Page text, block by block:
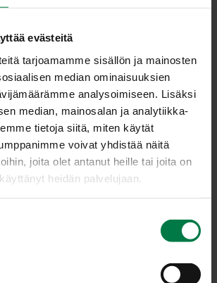
evästeitä
tarjoamamme sisällön ja mainosten
median ominaisuuksien
analysoimiseen. Lisäksi
median, mainosalan ja analytiikka-
tietoja siitä, miten käytät
voivat yhdistää näitä
joita olet antanut heille tai joita on
heidän palvelujaan.
pos­su­
Bors­si­keit­to
Glo­gi ja jou­lu­tort­tu